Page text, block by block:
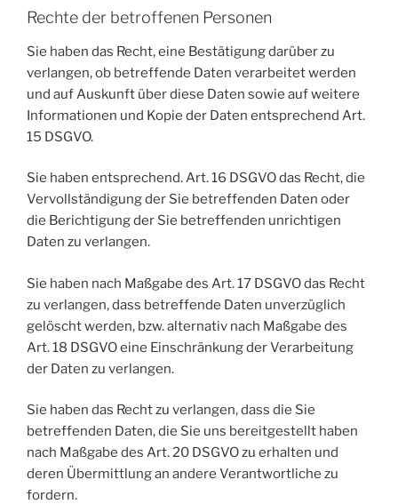
Rechte der betroffenen Personen
Sie haben das Recht, eine Bestätigung darüber zu
verlangen, ob betreffende Daten verarbeitet werden
und auf Auskunft über diese Daten sowie auf weitere
Informationen und Kopie der Daten entsprechend Art.
15 DSGVO.
Sie haben entsprechend. Art. 16 DSGVO das Recht, die
Vervollständigung der Sie betreffenden Daten oder
die Berichtigung der Sie betreffenden unrichtigen
Daten zu verlangen.
Sie haben nach Maßgabe des Art. 17 DSGVO das Recht
zu verlangen, dass betreffende Daten unverzüglich
gelöscht werden, bzw. alternativ nach Maßgabe des
Art. 18 DSGVO eine Einschränkung der Verarbeitung
der Daten zu verlangen.
Sie haben das Recht zu verlangen, dass die Sie
betreffenden Daten, die Sie uns bereitgestellt haben
nach Maßgabe des Art. 20 DSGVO zu erhalten und
deren Übermittlung an andere Verantwortliche zu
fordern.